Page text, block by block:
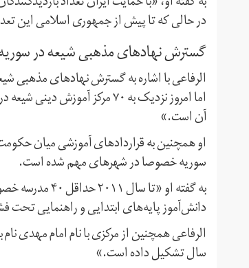
در حالی که تا پیش از جمهوری اسلامی این
گسترش نهادهای مذهبی شیعه در
اما امروز نزدیک به ۷۰
آن است.»
او همچنین به قراردادهای آموزشی میان
سوریه خصوصا در شهرهای مهم شده است.
به گفته او
دانش‌آموز پایه‌های ابتدایی و راهنمایی تحت
سال تشکیل داده است.»